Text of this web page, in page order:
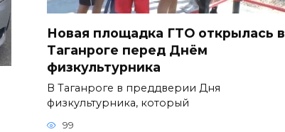
Новая площадка ГТО открылась в
Таганроге перед Днём
физкультурника
В Таганроге в преддверии Дня
физкультурника, который
99